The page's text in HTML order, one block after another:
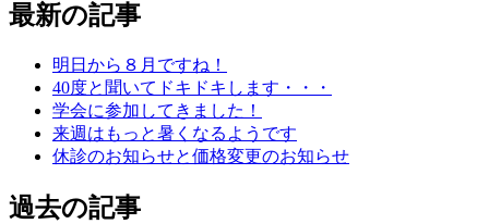
最新の記事
明日から８月ですね！
40度と聞いてドキドキします・・・
学会に参加してきました！
来週はもっと暑くなるようです
休診のお知らせと価格変更のお知らせ
過去の記事